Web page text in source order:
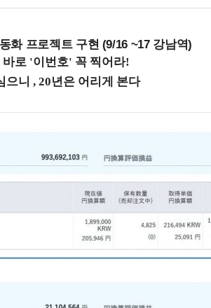
화 프로젝트 구현 (9/16 ~17 강남역)